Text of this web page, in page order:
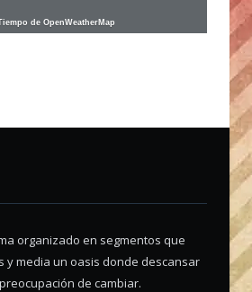
de OpenWeatherMap
organizado en segmentos que
y media un oasis donde descansar
de cambiar.